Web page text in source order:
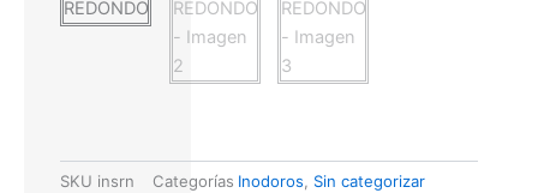
SKU insrn Categorías Inodoros, Sin categorizar